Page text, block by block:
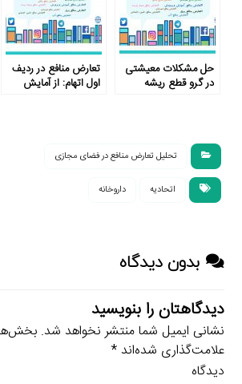
حل مشکلات معیشتی
در گرو قطع ریشه
تعارض منافع در ردیف
اول اتهام: از آمایش
تحلیل تعارض منافع در فضای مجازی
اتحادیه داروخانه
بدون دیدگاه
دیدگاهتان را بنویسید
نشانی ایمیل شما منتشر نخواهد شد.
علامت‌گذاری شده‌اند*
دیدگاه